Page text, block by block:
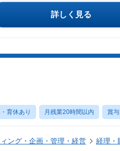
詳しく見る
育休あり 月残業20時間以内 賞与
ング・企画・管理・経営 経理・